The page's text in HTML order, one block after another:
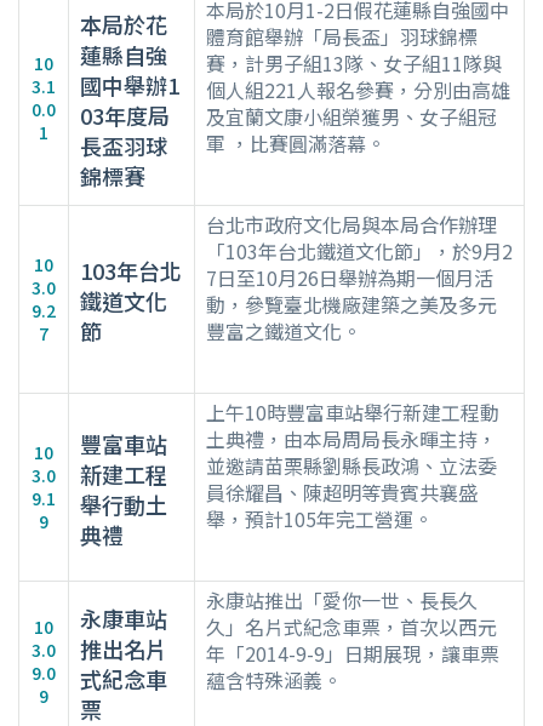
10
3.1
0.0
1
本局於花
蓮縣自強
國中舉辦1
03年度局
長盃羽球
錦標賽
本局於10月1-2日假花蓮縣自強國中
體育館舉辦「局長盃」羽球錦標
賽，計男子組13隊、女子組11隊與
個人組221人報名參賽，分別由高雄
及宜蘭文康小組榮獲男、女子組冠
軍 ，比賽圓滿落幕。
10
3.0
9.2
7
103年台北
鐵道文化
節
台北市政府文化局與本局合作辦理
「103年台北鐵道文化節」，於9月2
7日至10月26日舉辦為期一個月活
動，參覽臺北機廠建築之美及多元
豐富之鐵道文化。
10
3.0
9.1
9
豐富車站
新建工程
舉行動土
典禮
上午10時豐富車站舉行新建工程動
土典禮，由本局周局長永暉主持，
並邀請苗栗縣劉縣長政鴻、立法委
員徐耀昌、陳超明等貴賓共襄盛
舉，預計105年完工營運。
10
3.0
9.0
9
永康車站
推出名片
式紀念車
票
永康站推出「愛你一世、長長久
久」名片式紀念車票，首次以西元
年「2014-9-9」日期展現，讓車票
蘊含特殊涵義。